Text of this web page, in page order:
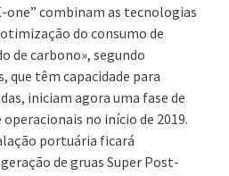
one” combinam as tecnologias
do consumo de
de carbono», segundo
que têm capacidade para
iniciam agora uma fase de
no início de 2019.
portuária ficará
de gruas Super Post-